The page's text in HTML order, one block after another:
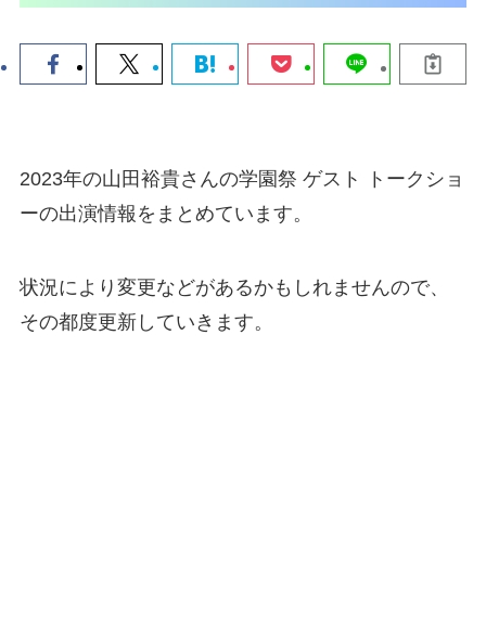
2023年の山田裕貴さんの学園祭 ゲスト トークショ
ーの出演情報をまとめています。
状況により変更などがあるかもしれませんので、
その都度更新していきます。